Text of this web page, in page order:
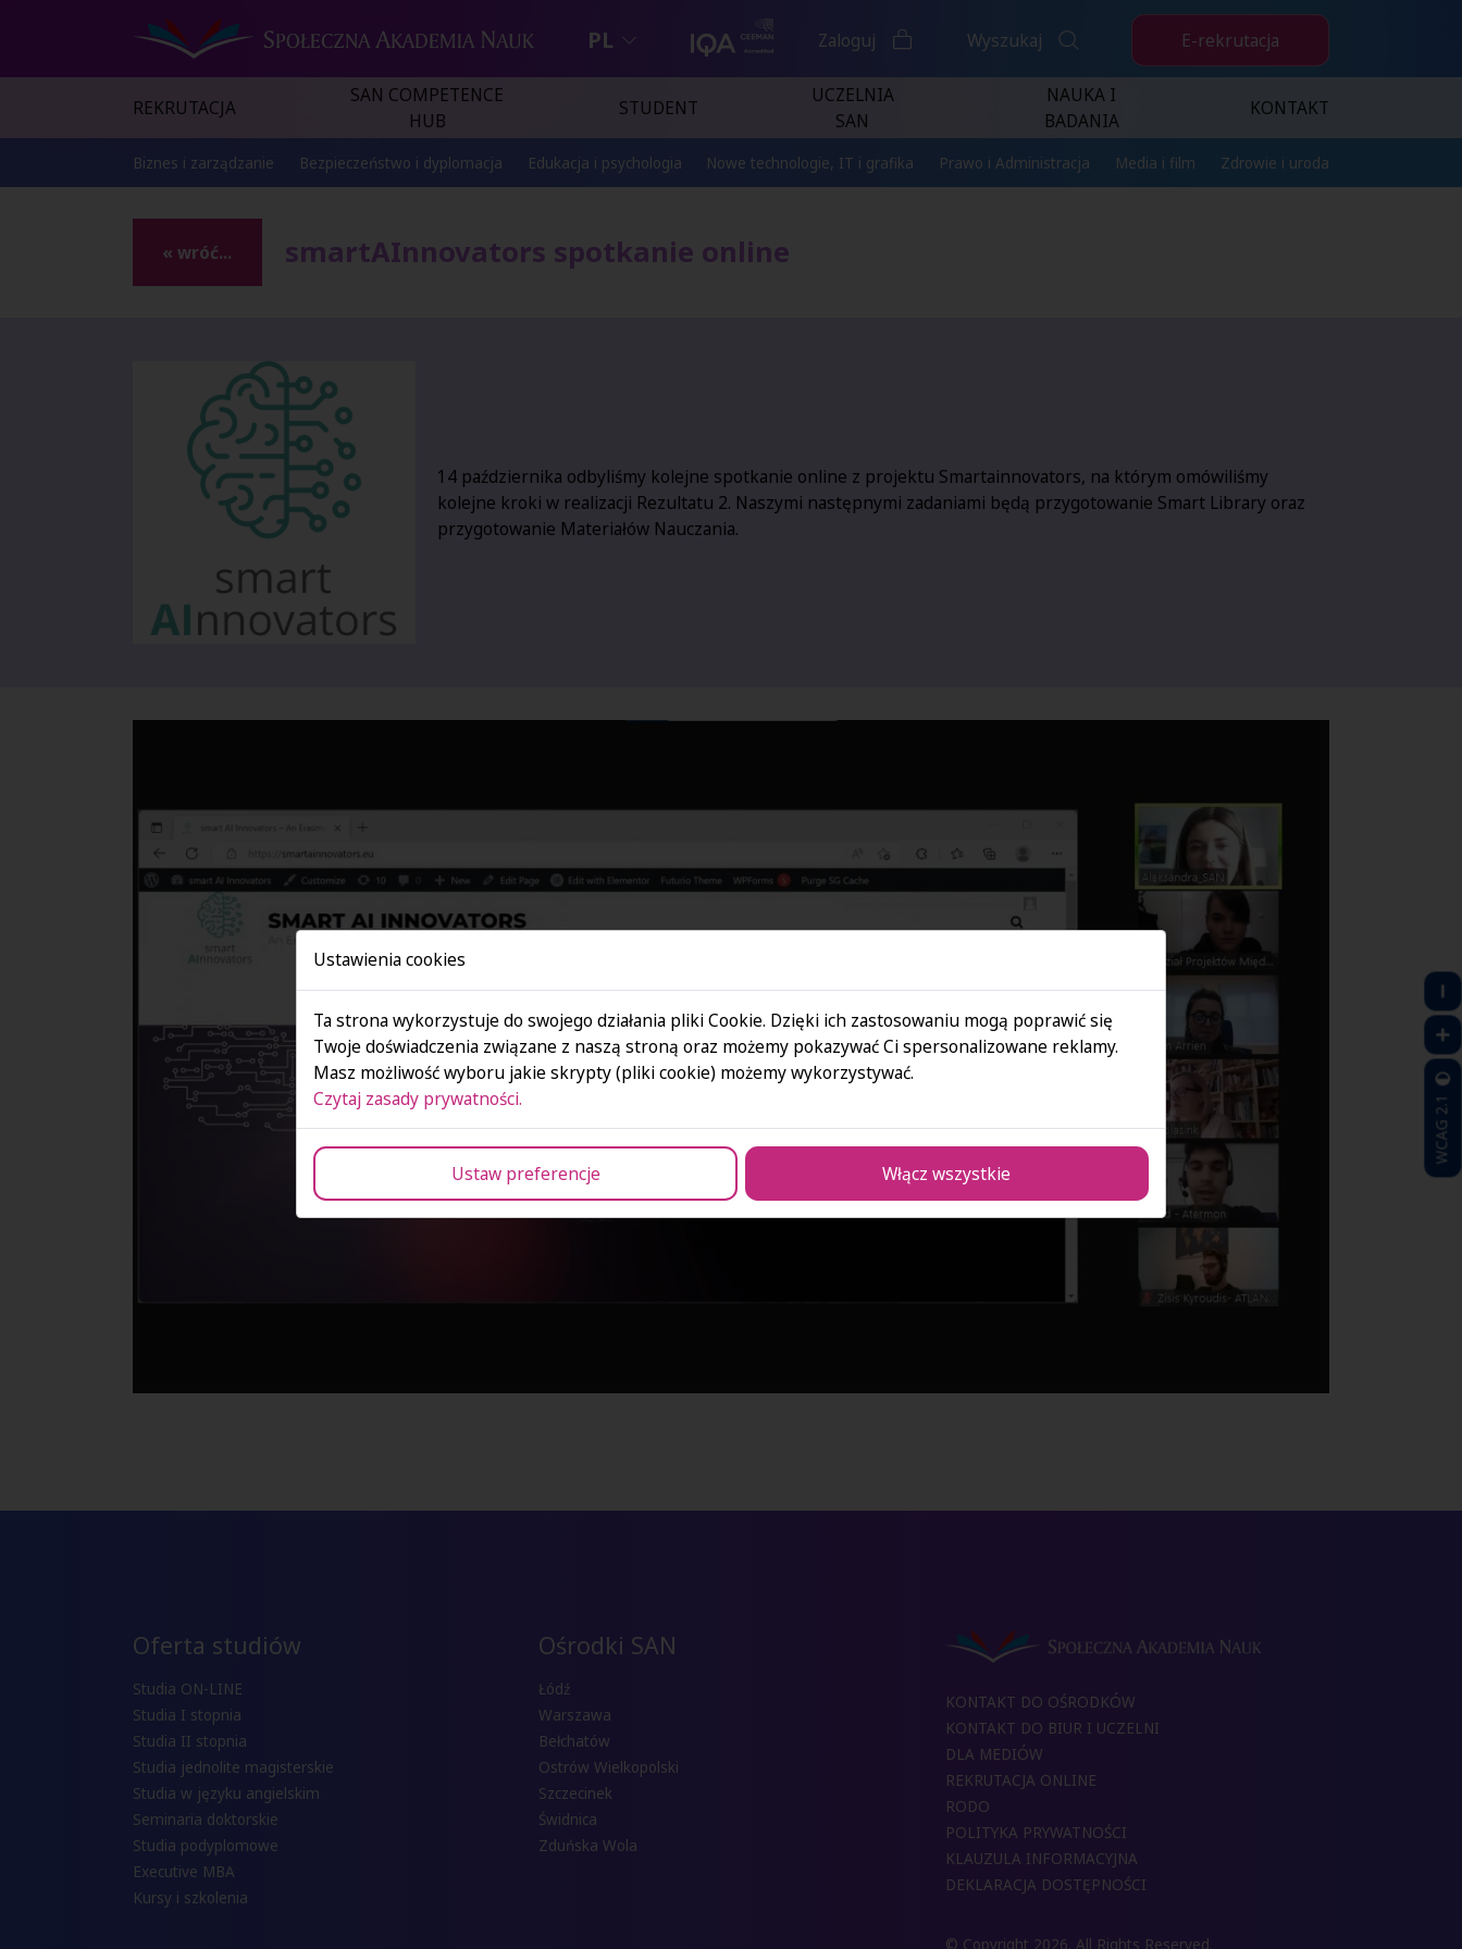
PL Zaloguj Wyszukaj E-rekrutacja
REKRUTACJA
SAN COMPETENCE
HUB
STUDENT
UCZELNIA
SAN
NAUKA I
BADANIA
KONTAKT
Biznes i zarządzanie Bezpieczeństwo i dyplomacja Edukacja i psychologia Nowe technologie, IT i grafika Prawo i Administracja Media i film Zdrowie i uroda
« wróć... smartAInnovators spotkanie online
14 października odbyliśmy kolejne spotkanie online z projektu Smartainnovators, na którym omówiliśmy
kolejne kroki w realizacji Rezultatu 2. Naszymi następnymi zadaniami będą przygotowanie Smart Library oraz
przygotowanie Materiałów Nauczania.
Oferta studiów
Studia ON-LINE
Studia I stopnia
Studia II stopnia
Studia jednolite magisterskie
Studia w języku angielskim
Seminaria doktorskie
Studia podyplomowe
Executive MBA
Kursy i szkolenia
Ośrodki SAN
Łódź
Warszawa
Bełchatów
Ostrów Wielkopolski
Szczecinek
Świdnica
Zduńska Wola
KONTAKT DO OŚRODKÓW
KONTAKT DO BIUR I UCZELNI
DLA MEDIÓW
REKRUTACJA ONLINE
RODO
POLITYKA PRYWATNOŚCI
KLAUZULA INFORMACYJNA
DEKLARACJA DOSTĘPNOŚCI
© Copyright 2026. All Rights Reserved.
WCAG 2.1
Ustawienia cookies
Ta strona wykorzystuje do swojego działania pliki Cookie. Dzięki ich zastosowaniu mogą poprawić się
Twoje doświadczenia związane z naszą stroną oraz możemy pokazywać Ci spersonalizowane reklamy.
Masz możliwość wyboru jakie skrypty (pliki cookie) możemy wykorzystywać.
Czytaj zasady prywatności.
Ustaw preferencje Włącz wszystkie